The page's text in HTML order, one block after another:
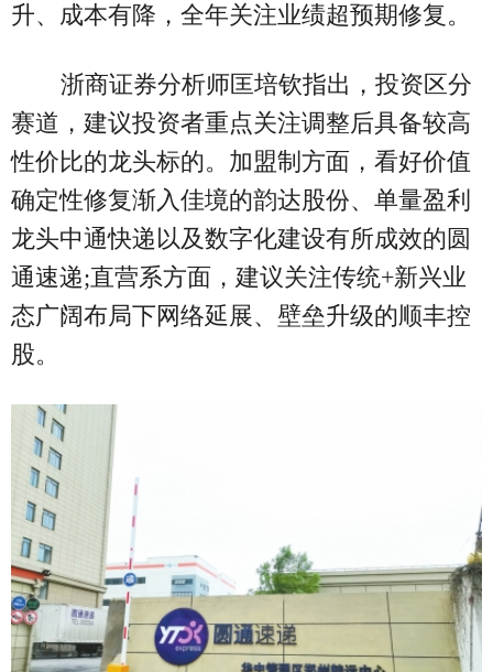
升、成本有降，全年关注业绩超预期修复。
浙商证券分析师匡培钦指出，投资区分
赛道，建议投资者重点关注调整后具备较高
性价比的龙头标的。加盟制方面，看好价值
确定性修复渐入佳境的韵达股份、单量盈利
龙头中通快递以及数字化建设有所成效的圆
通速递;直营系方面，建议关注传统+新兴业
态广阔布局下网络延展、壁垒升级的顺丰控
股。